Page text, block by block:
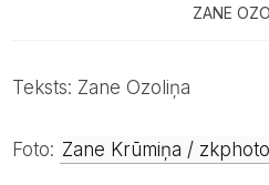
ZANE
Teksts: Zane Ozoliņa
Foto: Zane Krūmiņa /